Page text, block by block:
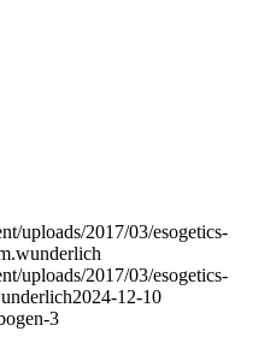
uploads/2017/03/esogetics-
uploads/2017/03/esogetics-
2024-12-10
3